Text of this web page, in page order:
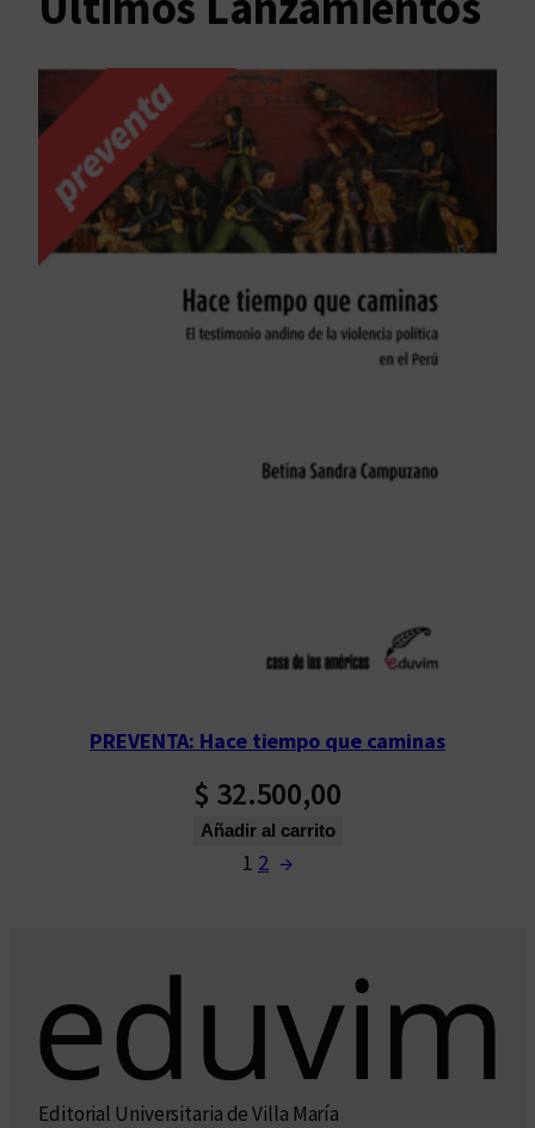
PREVENTA: Hace tiempo que caminas
$ 32.500,00
Añadir al carrito
1 2 →
Editorial Universitaria de Villa María